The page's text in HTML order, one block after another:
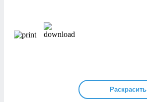
Раскрасить